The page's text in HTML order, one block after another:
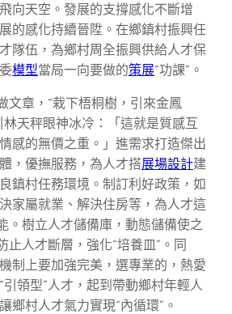
向天空。發展的支撐感化不斷增
的感化持續晉陞。在鄉鎮村振興任
隊伍，為鄉村周全振興供給人才保
模型當局一向要做的策展“功課”。
文章，“栽下梧桐樹，引來金鳳
林天秤眼神冰冷：「這就是質感互
感的無價之重。」進需求打造傑出
，優撫服務，為人才搭展場設計建
鎮村任務環境。制訂利好政策，如
家屬就業、解決住房等，為人才這
。樹立人才儲備庫，動態儲備使之
止人才斷層，強化“培養皿”。同
制上要加強完美，選專業的，熱愛
領型”人才，起到帶動鄉村年輕人
鄉村人才氣力實現“內循環”。